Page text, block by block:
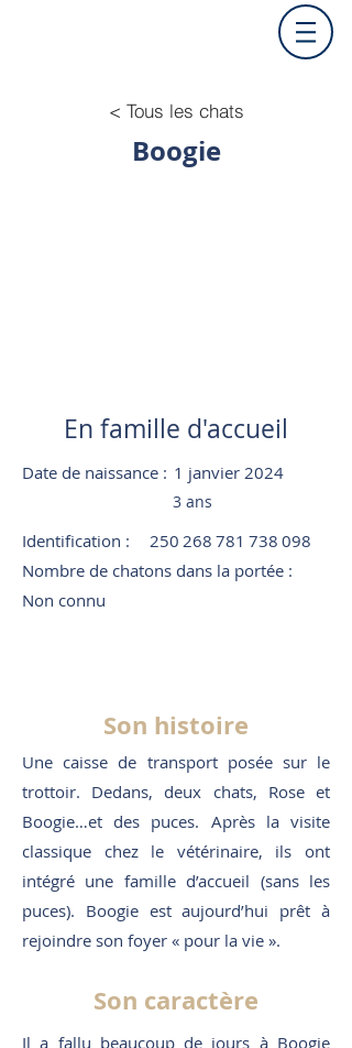
< Tous les chats
Boogie
En famille d'accueil
Date de naissance :1 janvier 2024
3 ans
Identification :
250 268 781 738 098
Nombre de chatons dans la portée :
Non connu
Son histoire
Une caisse de transport posée sur le
trottoir. Dedans, deux chats, Rose et
Boogie…et des puces. Après la visite
classique chez le vétérinaire, ils ont
intégré une famille d’accueil (sans les
puces). Boogie est aujourd’hui prêt à
rejoindre son foyer « pour la vie ».
Son caractère
Il a fallu beaucoup de jours à Boogie